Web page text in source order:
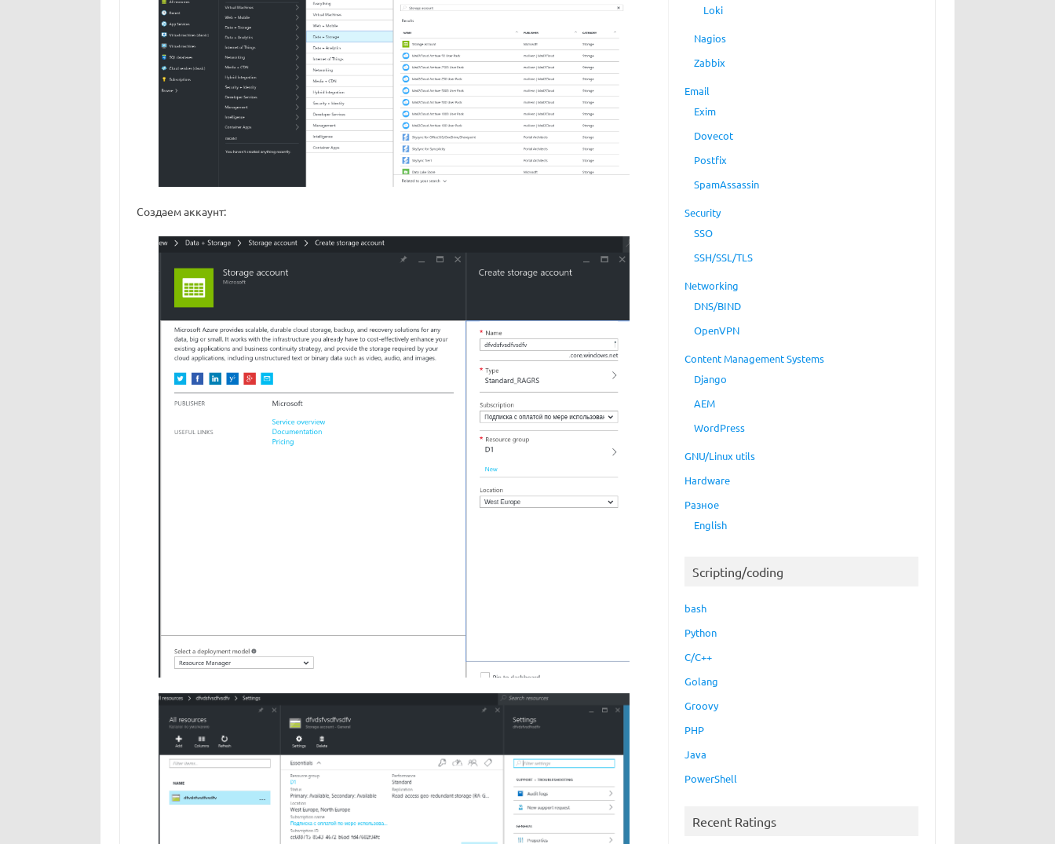
Создаем аккаунт:
Loki
Nagios
Zabbix
Email
Exim
Dovecot
Postfix
SpamAssassin
Security
SSO
SSH/SSL/TLS
Networking
DNS/BIND
OpenVPN
Content Management Systems
Django
AEM
WordPress
GNU/Linux utils
Hardware
Разное
English
Scripting/coding
bash
Python
C/C++
Golang
Groovy
PHP
Java
PowerShell
Recent Ratings